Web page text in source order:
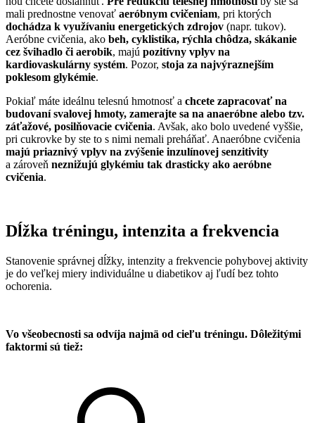
mali prednostne venovať aeróbnym cvičeniam, pri ktorých
dochádza k využívaniu energetických zdrojov (napr. tukov).
Aeróbne cvičenia, ako beh, cyklistika, rýchla chôdza, skákanie
cez švihadlo či aerobik, majú pozitívny vplyv na
kardiovaskulárny systém. Pozor, stoja za najvýraznejším
poklesom glykémie.
Pokiaľ máte ideálnu telesnú hmotnosť a chcete zapracovať na
budovaní svalovej hmoty, zamerajte sa na anaeróbne alebo tzv.
záťažové, posilňovacie cvičenia. Avšak, ako bolo uvedené vyššie,
pri cukrovke by ste to s nimi nemali preháňať. Anaeróbne cvičenia
majú priaznivý vplyv na zvýšenie inzulínovej senzitivity
a zároveň neznižujú glykémiu tak drasticky ako aeróbne
cvičenia.
Dĺžka tréningu, intenzita a frekvencia
Stanovenie správnej dĺžky, intenzity a frekvencie pohybovej aktivity
je do veľkej miery individuálne u diabetikov aj ľudí bez tohto
ochorenia.
Vo všeobecnosti sa odvíja najmä od cieľu tréningu. Dôležitými
faktormi sú tiež: